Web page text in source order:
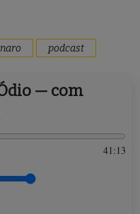
podcast
— com
41:13